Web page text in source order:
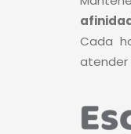
Cada
atender